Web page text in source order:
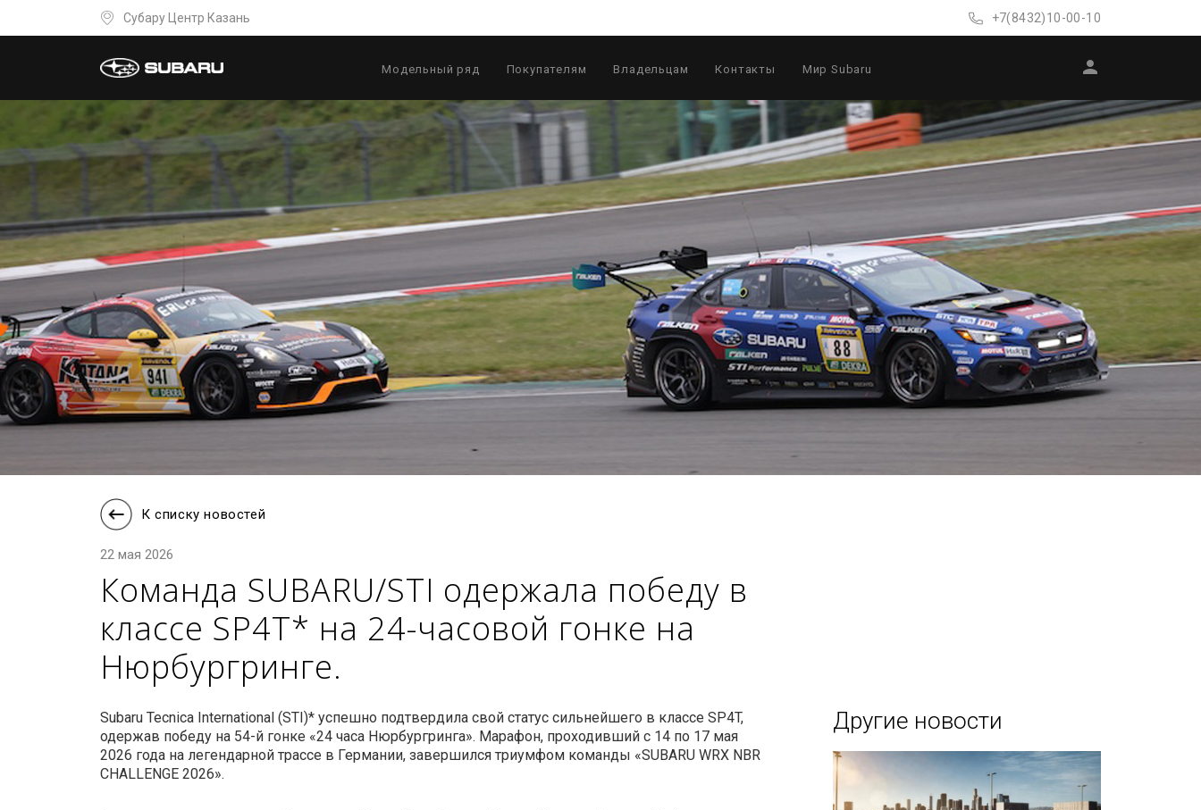
Субару Центр Казань +7(8432)10-00-10
Модельный ряд Покупателям Владельцам Контакты Мир Subaru
К списку новостей
22 мая 2026
Команда SUBARU/STI одержала победу в
классе SP4T* на 24-часовой гонке на
Нюрбургринге.
Subaru Tecnica International (STI)* успешно подтвердила свой статус сильнейшего в классе SP4T,
одержав победу на 54-й гонке «24 часа Нюрбургринга». Марафон, проходивший с 14 по 17 мая
2026 года на легендарной трассе в Германии, завершился триумфом команды «SUBARU WRX NBR
CHALLENGE 2026».
Другие новости